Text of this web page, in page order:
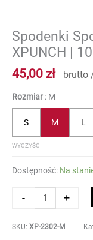
Spodenki
XPUNCH |
45,00 zł brutto
Rozmiar M
S M L
WYCZYŚĆ
Dostępność: Na
-
ilość
Spodenki
Sportowe
Męskie
|
100%
Poliester
|
Kolor
+
SKU: XP-2302-M